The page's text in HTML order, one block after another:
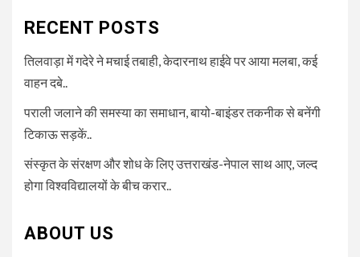
RECENT POSTS
तिलवाड़ा में गदेरे ने मचाई तबाही, केदारनाथ हाईवे पर आया मलबा, कई
वाहन दबे..
पराली जलाने की समस्या का समाधान, बायो-बाइंडर तकनीक से बनेंगी
टिकाऊ सड़कें..
संस्कृत के संरक्षण और शोध के लिए उत्तराखंड-नेपाल साथ आए, जल्द
होगा विश्वविद्यालयों के बीच करार..
ABOUT US